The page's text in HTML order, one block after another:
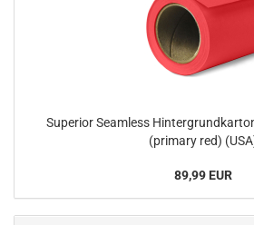
Superior Seamless
(primary red)
89,99 EUR